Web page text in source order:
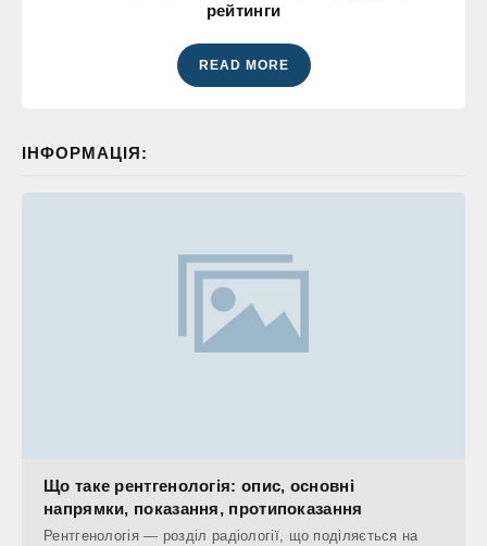
рейтинги
READ MORE
ІНФОРМАЦІЯ:
Що таке рентгенологія: опис, основні
напрямки, показання, протипоказання
Рентгенологія — розділ радіології, що поділяється на